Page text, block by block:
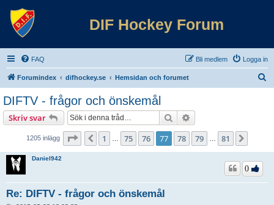
DIF Hockey Forum
FAQ Logga in
Bli medlem
Forumindex difhockey.se Hemsidan och forumet
DIFTV - frågor och önskemål
Skriv svar Sök
1205 inlägg Sida 77 av 81
Föregående
1 75 76 77 78 79 81
Daniel942
Re: DIFTV - frågor och önskemål
0